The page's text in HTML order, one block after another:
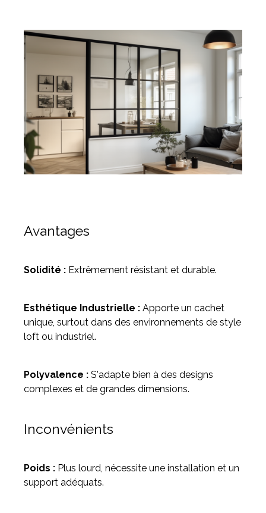
Avantages
Solidité : Extrêmement résistant et durable.
Esthétique Industrielle : Apporte un cachet
unique, surtout dans des environnements de style
loft ou industriel.
Polyvalence : S'adapte bien à des designs
complexes et de grandes dimensions.
Inconvénients
Poids : Plus lourd, nécessite une installation et un
support adéquats.